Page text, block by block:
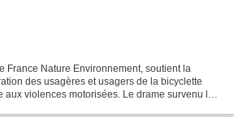
France Nature Environnement, soutient la
des usagères et usagers de la bicyclette
aux violences motorisées. Le drame survenu le